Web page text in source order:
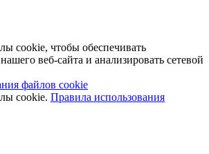
cookie, чтобы обеспечивать
веб-сайта и анализировать сетевой
файлов cookie
cookie. Правила использования